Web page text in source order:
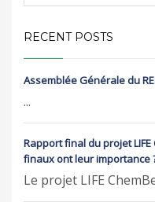
RECENT POSTS
Assemblée Générale du
...
Rapport final du projet
finaux ont leur importance
Le projet LIFE